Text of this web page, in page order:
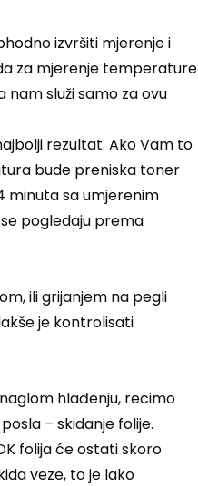
izvršiti mjerenje i
za mjerenje temperature
služi samo za ovu
rezultat. Ako Vam to
bude preniska toner
minuta sa umjerenim
pogledaju prema
ili grijanjem na pegli
je kontrolisati
hlađenju, recimo
– skidanje folije.
folija će ostati skoro
veze, to je lako